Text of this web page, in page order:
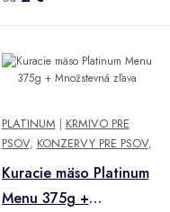
PLATINUM | KRMIVO PRE
PSOV, KONZERVY PRE PSOV,
Kuracie mäso Platinum
Menu 375g +